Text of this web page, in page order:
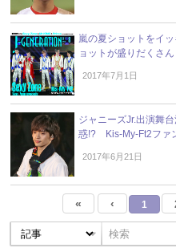
嵐の夏ショットをイ
ョットが盛りだくさ
2017年7月1日
ジャニーズJr.出演舞
惑!? Kis-My-Ft2ファ
2017年6月21日
« ‹ 1